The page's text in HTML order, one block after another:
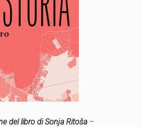
del libro di Sonja Ritoša –